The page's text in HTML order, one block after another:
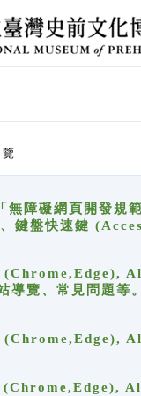
無障礙網頁開發規
鍵盤快速鍵
導覽、常見問題等。